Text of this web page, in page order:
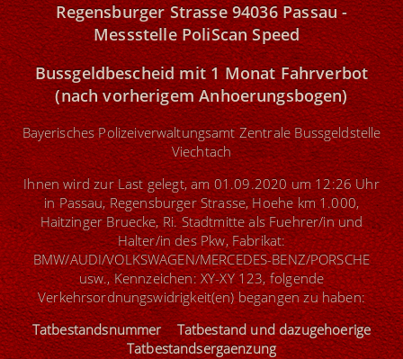
Regensburger Strasse 94036 Passau -
Messstelle PoliScan Speed
Bussgeldbescheid mit 1 Monat Fahrverbot
(nach vorherigem Anhoerungsbogen)
Bayerisches Polizeiverwaltungsamt Zentrale Bussgeldstelle
Viechtach
Ihnen wird zur Last gelegt, am 01.09.2020 um 12:26 Uhr
in Passau, Regensburger Strasse, Hoehe km 1.000,
Haitzinger Bruecke, Ri. Stadtmitte als Fuehrer/in und
Halter/in des Pkw, Fabrikat:
BMW/AUDI/VOLKSWAGEN/MERCEDES-BENZ/PORSCHE
usw., Kennzeichen: XY-XY 123, folgende
Verkehrsordnungswidrigkeit(en) begangen zu haben:
Tatbestandsnummer Tatbestand und dazugehoerige
Tatbestandsergaenzung